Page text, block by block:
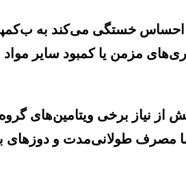
احساس خستگی می‌کند به
مزمن یا کمبود سایر